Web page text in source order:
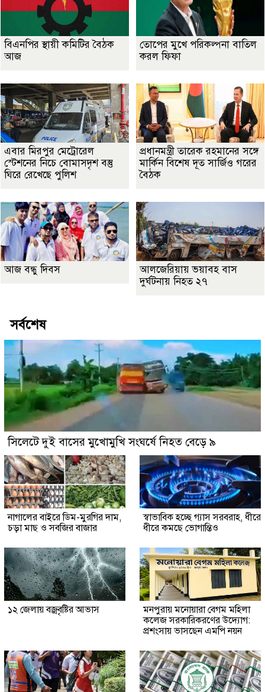
বিএনপির স্থায়ী কমিটির বৈঠক
আজ
তোপের মুখে পরিকল্পনা বাতিল
করল ফিফা
এবার মিরপুর মেট্রোরেল
স্টেশনের নিচে বোমাসদৃশ বস্তু
ঘিরে রেখেছে পুলিশ
প্রধানমন্ত্রী তারেক রহমানের সঙ্গে
মার্কিন বিশেষ দূত সার্জিও গরের
বৈঠক
আজ বন্ধু দিবস
আলজেরিয়ায় ভয়াবহ বাস
দুর্ঘটনায় নিহত ২৭
সর্বশেষ
সিলেটে দুই বাসের মুখোমুখি সংঘর্ষে নিহত বেড়ে ৯
নাগালের বাইরে ডিম-মুরগির দাম,
চড়া মাছ ও সবজির বাজার
স্বাভাবিক হচ্ছে গ্যাস সরবরাহ, ধীরে
ধীরে কমছে ভোগান্তিও
১২ জেলায় বজ্রবৃষ্টির আভাস
মনপুরায় মনোয়ারা বেগম মহিলা
কলেজ সরকারিকরণের উদ্যোগ:
প্রশংসায় ভাসছেন এমপি নয়ন